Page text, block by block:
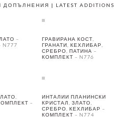
| LATEST ADDITIONS
–
N777
ГРАВИРАНА КОСТ,
ГРАНАТИ, КЕХЛИБАР,
СРЕБРО, ПАТИНА –
КОМПЛЕКТ – N776
–
ИНТАЛИИ ПЛАНИНСКИ
КРИСТАЛ, ЗЛАТО,
СРЕБРО, КЕХЛИБАР –
КОМПЛЕКТ – N774